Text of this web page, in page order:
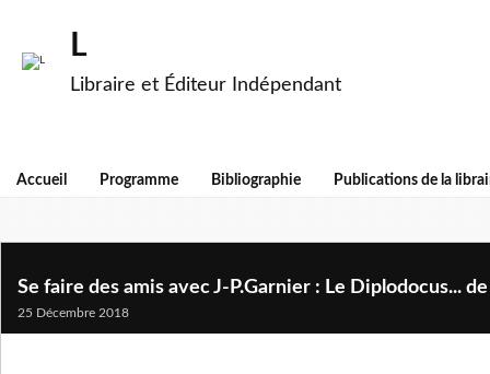
L
Libraire et Éditeur Indépendant
Accueil Programme Bibliographie Publications de la
Se faire des amis avec J-P.Garnier : Le Diplodocus...
25 Décembre 2018